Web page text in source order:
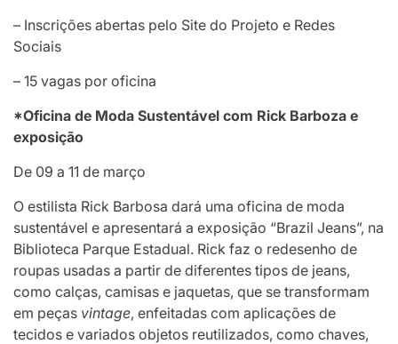
– Inscrições abertas pelo Site do Projeto e Redes
Sociais
– 15 vagas por oficina
*Oficina de Moda Sustentável com Rick Barboza e
exposição
De 09 a 11 de março
O estilista Rick Barbosa dará uma oficina de moda
sustentável e apresentará a exposição “Brazil Jeans”, na
Biblioteca Parque Estadual. Rick faz o redesenho de
roupas usadas a partir de diferentes tipos de jeans,
como calças, camisas e jaquetas, que se transformam
em peças vintage, enfeitadas com aplicações de
tecidos e variados objetos reutilizados, como chaves,